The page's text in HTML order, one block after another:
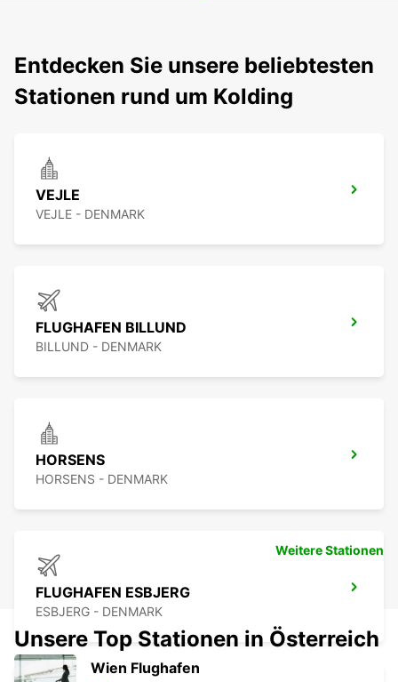
Entdecken Sie unsere beliebtesten
Stationen rund um Kolding
VEJLE
VEJLE - DENMARK
FLUGHAFEN BILLUND
BILLUND - DENMARK
HORSENS
HORSENS - DENMARK
FLUGHAFEN ESBJERG
ESBJERG - DENMARK
Weitere Stationen
Unsere Top Stationen in Österreich
Wien Flughafen